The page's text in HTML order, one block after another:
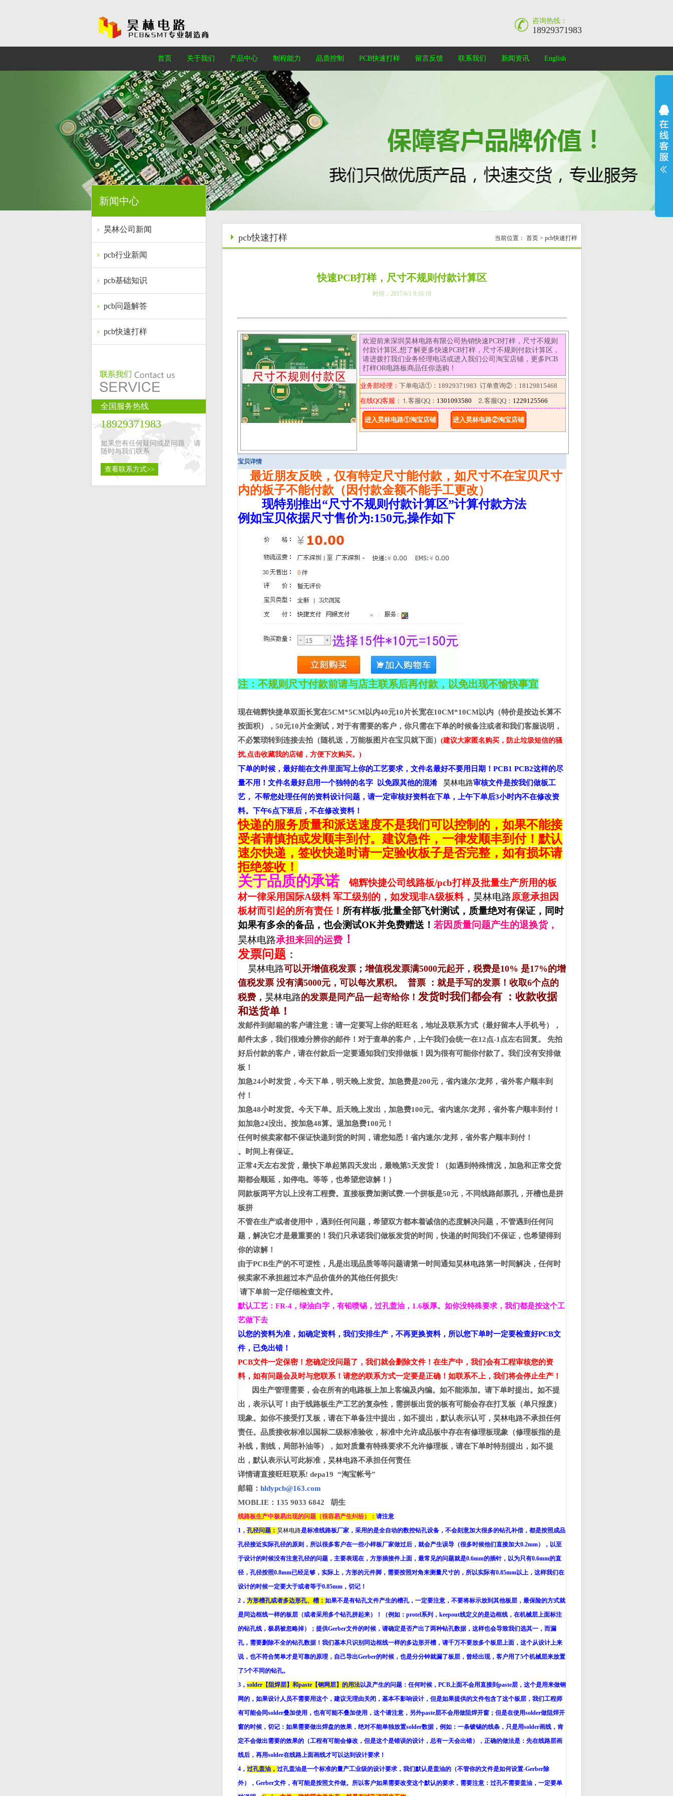
咨询热线：
18929371983
首页 关于我们 产品中心 制程能力 品质控制 PCB快速打样 留言反馈 联系我们 新闻资讯 English
新闻中心
昊林公司新闻
pcb行业新闻
pcb基础知识
pcb问题解答
pcb快速打样
全国服务热线
18929371983
如果您有任何疑问或是问题， 请
随时与我们联系
查看联系方式>>
pcb快速打样 当前位置： 首页 > pcb快速打样
快速PCB打样，尺寸不规则付款计算区
时间：2017/6/1 9:16:18
欢迎前来深圳昊林电路有限公司热销快速PCB打样，尺寸不规则
付款计算区,想了解更多快速PCB打样，尺寸不规则付款计算区，
请进拨打我们业务经理电话或进入我们公司淘宝店铺，更多PCB
打样OR电路板商品任你选购！
业务部经理： 下单电话①：18929371983 订单查询②：18129815468
在线QQ客服： ⒈客服QQ： 1301093580 ⒉客服QQ： 1229125566
进入昊林电路①淘宝店铺 进入昊林电路②淘宝店铺
宝贝详情
最近朋友反映，仅有特定尺寸能付款，如尺寸不在宝贝尺寸
内的板子不能付款（因付款金额不能手工更改）
现特别推出“尺寸不规则付款计算区”计算付款方法
例如宝贝依据尺寸售价为:150元,操作如下
注：不规则尺寸付款前请与店主联系后再付款，以免出现不愉快事宜
现在锦辉快捷单双面长宽在5CM*5CM以内40元10片长宽在10CM*10CM以内（特价是按边长算不
按面积）， 50元10片全测试，对于有需要的客户，你只需在下单的时候备注或者和我们客服说明，
不必繁琐转到连接去拍（随机送，万能板图片在宝贝就下面） (建议大家匿名购买，防止垃圾短信的骚
扰,点击收藏我的店铺，方便下次购买。 )
下单的时候，最好能在文件里面写上你的工艺要求，文件名最好不要用日期！ PCB1 PCB2这样的尽
量不用！文件名最好启用一个独特的名字
以免跟其他的混淆 昊林电路审核文件是按我们做板工
艺， 不帮您处理任何的资料设计问题，请一定审核好资料在下单，上午下单后3小时内不在修改资
料。下午6点下班后，不在修改资料！
快递的服务质量和派送速度不是我们可以控制的，如果不能接
受者请慎拍或发顺丰到付。建议急件，一律发顺丰到付！默认
速尔快递，签收快递时请一定验收板子是否完整，如有损坏请
拒绝签收！
关于品质的承诺 ：锦辉快捷公司线路板/pcb打样及批量生产所用的板
材一律采用国际A级料 军工级别的，如发现非A级板料， 昊林电路原意承担因
板材而引起的所有责任！ 所有样板/批量全部飞针测试，质量绝对有保证，同时
如果有多余的备品，也会测试OK并免费赠送！ 若因质量问题产生的退换货，
昊林电路承担来回的运费 ！
发票问题 ：
昊林电路可以开增值税发票；增值税发票满5000元起开，税费是10% 是17%的增
值税发票 没有满5000元，可以每次累积。 普票 ：就是手写的发票！收取6个点的
税费， 昊林电路的发票是同产品一起寄给你！ 发货时我们都会有 ：收款收据
和送货单！
发邮件到邮箱的客户请注意：请一定要写上你的旺旺名，地址及联系方式（最好留本人手机号），
邮件太多，我们很难分辨你的邮件！对于查单的客户，上午我们会统一在12点-1 点左右回复。
先拍
好后付款的客户，请在付款后一定要通知我们安排做板！因为很有可能你付款了。我们没有安排做
板！
加急24小时发货，今天下单，明天晚上发货。加急费是200元，省内速尔/龙邦，省外客户顺丰到
付！
加急48小时发货。今天下单。后天晚上发出，加急费100元。省内速尔/龙邦，省外客户顺丰到付！
如加急24没出。按加急48算。退加急费100元！
任何时候卖家都不保证快递到货的时间，请您知悉！省内速尔/龙邦，省外客户顺丰到付！
。时间上有保证。
正常4天左右发货，最快下单起第四天发出，最晚第5天发货！（如遇到特殊情况，加急和正常交货
期都会顺延，如停电。等等，也希望您谅解！）
同款板两平方以上没有工程费。直接板费加测试费.一个拼板是50元，不同线路邮票孔，开槽也是拼
板拼
不管在生产或者使用中，遇到任何问题，希望双方都本着诚信的态度解决问题，不管遇到任何问
题，解决它才是最重要的！我们只承诺我们做板发货的时间，快递的时间我们不保证，也希望得到
你的谅解！
由于PCB生产的不可逆性，凡是出现品质等等问题请第一时间通知昊林电路第一时间解决，任何时
候卖家不承担超过本产品价值外的其他任何损失!
请下单前一定仔细检查文件。
默认工艺： FR-4 ，绿油白字，有铅喷锡，过孔盖油， 1.6板厚。如你没特殊要求，我们都是按这个工
艺做下去
以您的资料为准，如确定资料，我们安排生产，不再更换资料，所以您下单时一定要检查好PCB文
件，已免出错！
PCB文件一定保密！您确定没问题了，我们就会删除文件！在生产中，我们会有工程审核您的资
料，如有问题会及时与您联系！请您的联系方式一定要是正确！如联系不上，我们将会停止生产！
因生产管理需要，会在所有的电路板上加上客编及内编。如不能添加。请下单时提出。 如不提
出，表示认可！ 由于线路板生产工艺的复杂性，需拼板出货的板有可能会存在打叉板（单只报废）
现象。如你不接受打叉板 ，请在下单备注中提出，如不提出，默认表示认可， 昊林电路不承担任何
责任。品质接收标准以国标二级标准验收，标准中允许成品板中存在有修理板现象（修理板指的是
补线，割线，局部补油等），如对质量有特殊要求不允许修理板，请在下单时特别提出，如不提
出，默认表示认可此标准， 昊林电路不承担任何责任
详情请直接旺旺联系! depa19 “淘宝帐号”
邮箱： hldypcb@163.com
MOBLIE ： 135 9033 6842 胡生
线路板生产中极易出现的问题（很容易产生纠纷）： 请注意
1 ， 孔径问题： 昊林电路是标准线路板厂家，采用的是全自动的数控钻孔设备，不会刻意加大很多的钻孔补偿，都是按照成品
孔径接近实际孔径的原则，所以很多客户在一些小样板厂家做过后，就会产生误导（很多时候他们直接加大0.2mm），以至
于设计的时候没有注意孔径的问题，主要表现在，方形插接件上面，最常见的问题就是0.6mm的插针，以为只有0.6mm的直
径，孔径按照0.8mm已经足够，实际上，方形的元件脚，需要按照对角来测量尺寸的，所以实际有0.85mm以上，这样我们在
设计的时候一定要大于或者等于0.85mm ，切记！
2 ， 方形槽孔或者多边形孔、槽： 如果不是有钻孔文件产生的槽孔，一定要注意，不要将标示放到其他板层，最保险的方式就
是同边框线一样的板层（或者采用多个钻孔拼起来）！（例如： protel系列， keepout线定义的是边框线，在机械层上面标注
的钻孔线，极易被忽略掉）；提供Gerber文件的时候，请确定是否产出了两种钻孔数据，这样也会导致我们选其一，而漏
孔，需要删除不全的钻孔数据！我们基本只识别同边框线一样的多边形开槽，请千万不要放多个板层上面，这个从设计上来
说，也不符合简单才是可靠的原理，自己导出Gerber的时候，也是分分钟就漏了板层，曾经出现，客户用了5个机械层来放置
了5个不同的钻孔。
3 ， solder 【阻焊层】和paste 【钢网层】的用法以及产生的问题：任何时候， PCB上面不会用直接到paste层，这个是用来做钢
网的，如果设计人员不需要用这个，建议无理由关闭，基本不影响设计，但是如果提供的文件包含了这个板层，我们工程师
有可能会同solder叠加使用，也有可能不叠加使用，这个请注意，另外paste层不会用做阻焊开窗；但是在使用solder做阻焊开
窗的时候，切记：如果需要做出焊盘的效果，绝对不能单独放置solder数据，例如：一条镀锡的线条，只是用solder画线，肯
定不会做出需要的效果的（工程有可能会修改，但是这个是错误的设计，总有一天会出错），正确的做法是：先在线路层画
线后，再用solder在线路上面画线才可以达到设计要求！
4 ， 过孔盖油， 过孔盖油是一个标准的量产工业级的设计要求，我们默认是盖油的（不管你的文件是如何设置-Gerber除
外）， Gerber文件，有可能是按照文件做。所以客户如果需要改变这个默认的要求，需要注意：过孔不需要盖油，一定要单